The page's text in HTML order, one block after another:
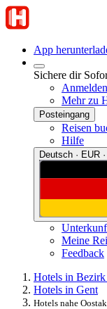
App
Sichere dir
Anmelden
Mehr zu
Posteingang
Reisen
Hilfe
Deutsch · EUR
Meine
Feedback
Hotels in Bezirk
Hotels in Gent
Hotels nahe